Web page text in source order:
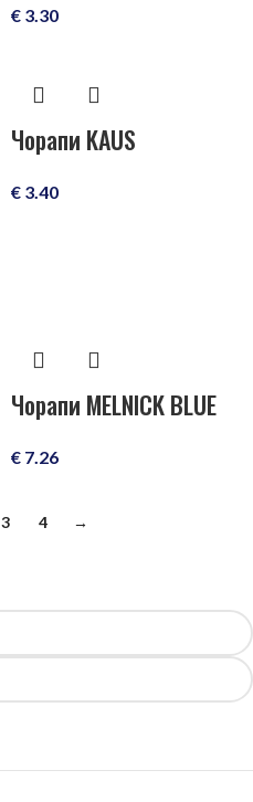
€ 3.30
Чорапи KAUS
€ 3.40
Чорапи MELNICK BLUE
€ 7.26
3 4 →